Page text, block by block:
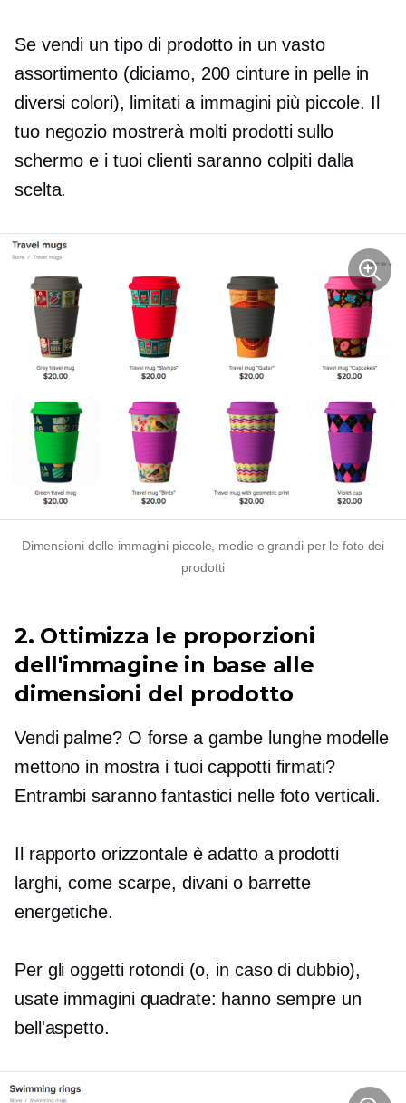
Se vendi un tipo di prodotto in un vasto
assortimento (diciamo, 200 cinture in pelle in
diversi colori), limitati a immagini più piccole. Il
tuo negozio mostrerà molti prodotti sullo
schermo e i tuoi clienti saranno colpiti dalla
scelta.
Dimensioni delle immagini piccole, medie e grandi per le foto dei
prodotti
2. Ottimizza le proporzioni
dell'immagine in base alle
dimensioni del prodotto
Vendi palme? O forse a gambe lunghemodelle
mettono in mostra i tuoi cappotti firmati?
Entrambi saranno fantastici nelle foto verticali.
Il rapporto orizzontale è adatto a prodotti
larghi, come scarpe, divani o barrette
energetiche.
Per gli oggetti rotondi (o, in caso di dubbio),
usate immagini quadrate: hanno sempre un
bell'aspetto.